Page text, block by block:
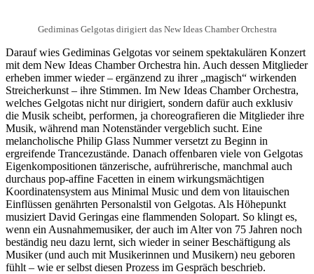
Gediminas Gelgotas dirigiert das New Ideas Chamber Orchestra
Darauf wies Gediminas Gelgotas vor seinem spektakulären Konzert
mit dem New Ideas Chamber Orchestra hin. Auch dessen Mitglieder
erheben immer wieder – ergänzend zu ihrer „magisch“ wirkenden
Streicherkunst – ihre Stimmen. Im New Ideas Chamber Orchestra,
welches Gelgotas nicht nur dirigiert, sondern dafür auch exklusiv
die Musik scheibt, performen, ja choreografieren die Mitglieder ihre
Musik, während man Notenständer vergeblich sucht. Eine
melancholische Philip Glass Nummer versetzt zu Beginn in
ergreifende Trancezustände. Danach offenbaren viele von Gelgotas
Eigenkompositionen tänzerische, aufrührerische, manchmal auch
durchaus pop-affine Facetten in einem wirkungsmächtigen
Koordinatensystem aus Minimal Music und dem von litauischen
Einflüssen genährten Personalstil von Gelgotas. Als Höhepunkt
musiziert David Geringas eine flammenden Solopart. So klingt es,
wenn ein Ausnahmemusiker, der auch im Alter von 75 Jahren noch
beständig neu dazu lernt, sich wieder in seiner Beschäftigung als
Musiker (und auch mit Musikerinnen und Musikern) neu geboren
fühlt – wie er selbst diesen Prozess im Gespräch beschrieb.